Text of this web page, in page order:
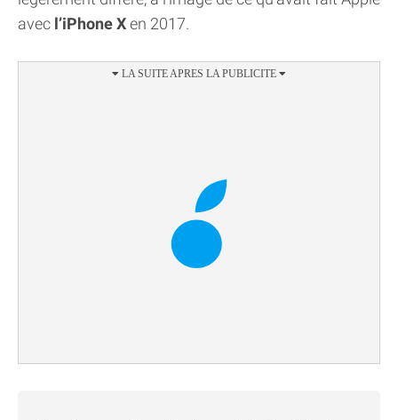
avec l’iPhone Xen 2017.